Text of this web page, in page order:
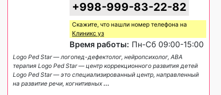
+998-999-83-22-82
Скажите, что нашли номер телефона на
Клиникс уз
Время работы: Пн-Сб 09:00-15:00
Logo Ped Star — логопед-дефектолог, нейропсихолог, ABA
терапия Logo Ped Star — центр коррекционного развития детей
Logo Ped Star — это специализированный центр, направленный
на развитие речи, когнитивных...